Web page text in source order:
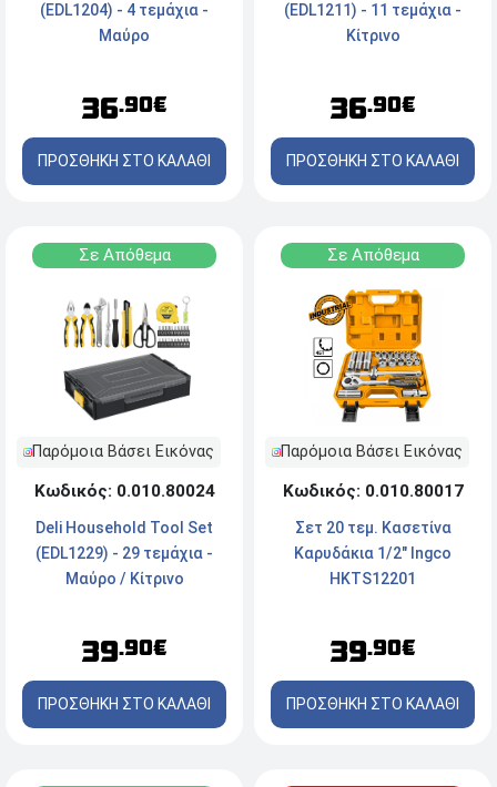
(EDL1204) - 4 τεμάχια -
Μαύρο
36.90€
ΠΡΟΣΘΗΚΗ ΣΤΟ ΚΑΛΑΘΙ
(EDL1211) - 11 τεμάχια -
Κίτρινο
36.90€
ΠΡΟΣΘΗΚΗ ΣΤΟ ΚΑΛΑΘΙ
Σε Απόθεμα
Παρόμοια Βάσει Εικόνας
Κωδικός: 0.010.80024
Deli Household Tool Set
(EDL1229) - 29 τεμάχια -
Μαύρο / Κίτρινο
39.90€
ΠΡΟΣΘΗΚΗ ΣΤΟ ΚΑΛΑΘΙ
Σε Απόθεμα
Παρόμοια Βάσει Εικόνας
Κωδικός: 0.010.80017
Σετ 20 τεμ. Κασετίνα
Καρυδάκια 1/2" Ingco
HKTS12201
39.90€
ΠΡΟΣΘΗΚΗ ΣΤΟ ΚΑΛΑΘΙ